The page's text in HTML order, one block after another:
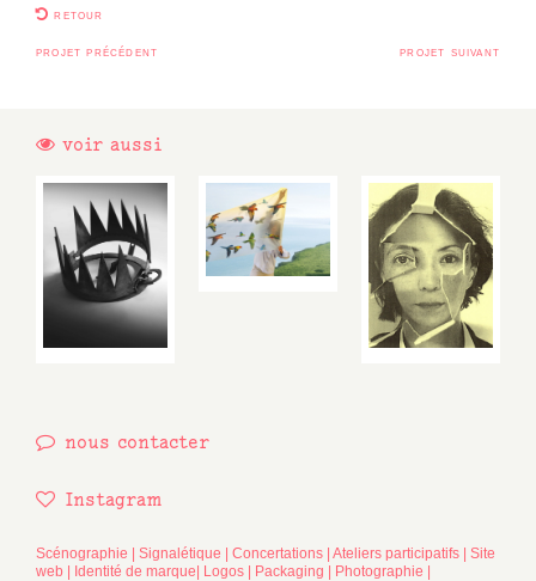
retour
projet précédent projet suivant
voir aussi
Contact
nous contacter
Réseaux
Instagram
Scénographie | Signalétique | Concertations | Ateliers participatifs | Site
web | Identité de marque| Logos | Packaging | Photographie |